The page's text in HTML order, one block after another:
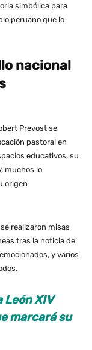
simbólica para
peruano que lo
nacional
Prevost se
pastoral en
educativos, su
muchos lo
origen
realizaron misas
tras la noticia de
y varios
León XIV
marcará su